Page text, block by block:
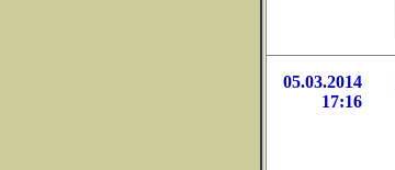
05.03.2014
17:16